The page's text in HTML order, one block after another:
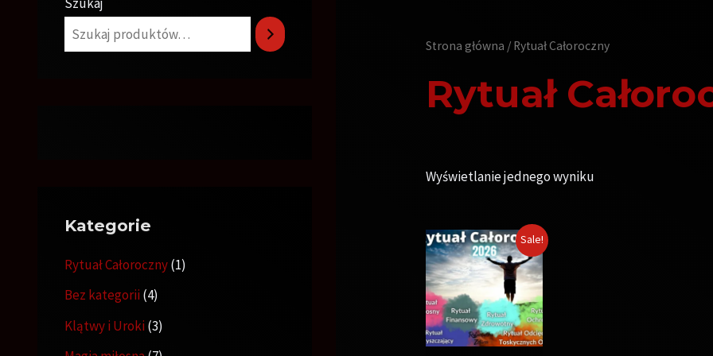
Kategorie
Rytuał Całoroczny 1
Bez kategorii 4
Klątwy i Uroki 3
Strona główna / Rytuał Całoroczny
Rytuał
Wyświetlanie jednego wyniku
Sale!